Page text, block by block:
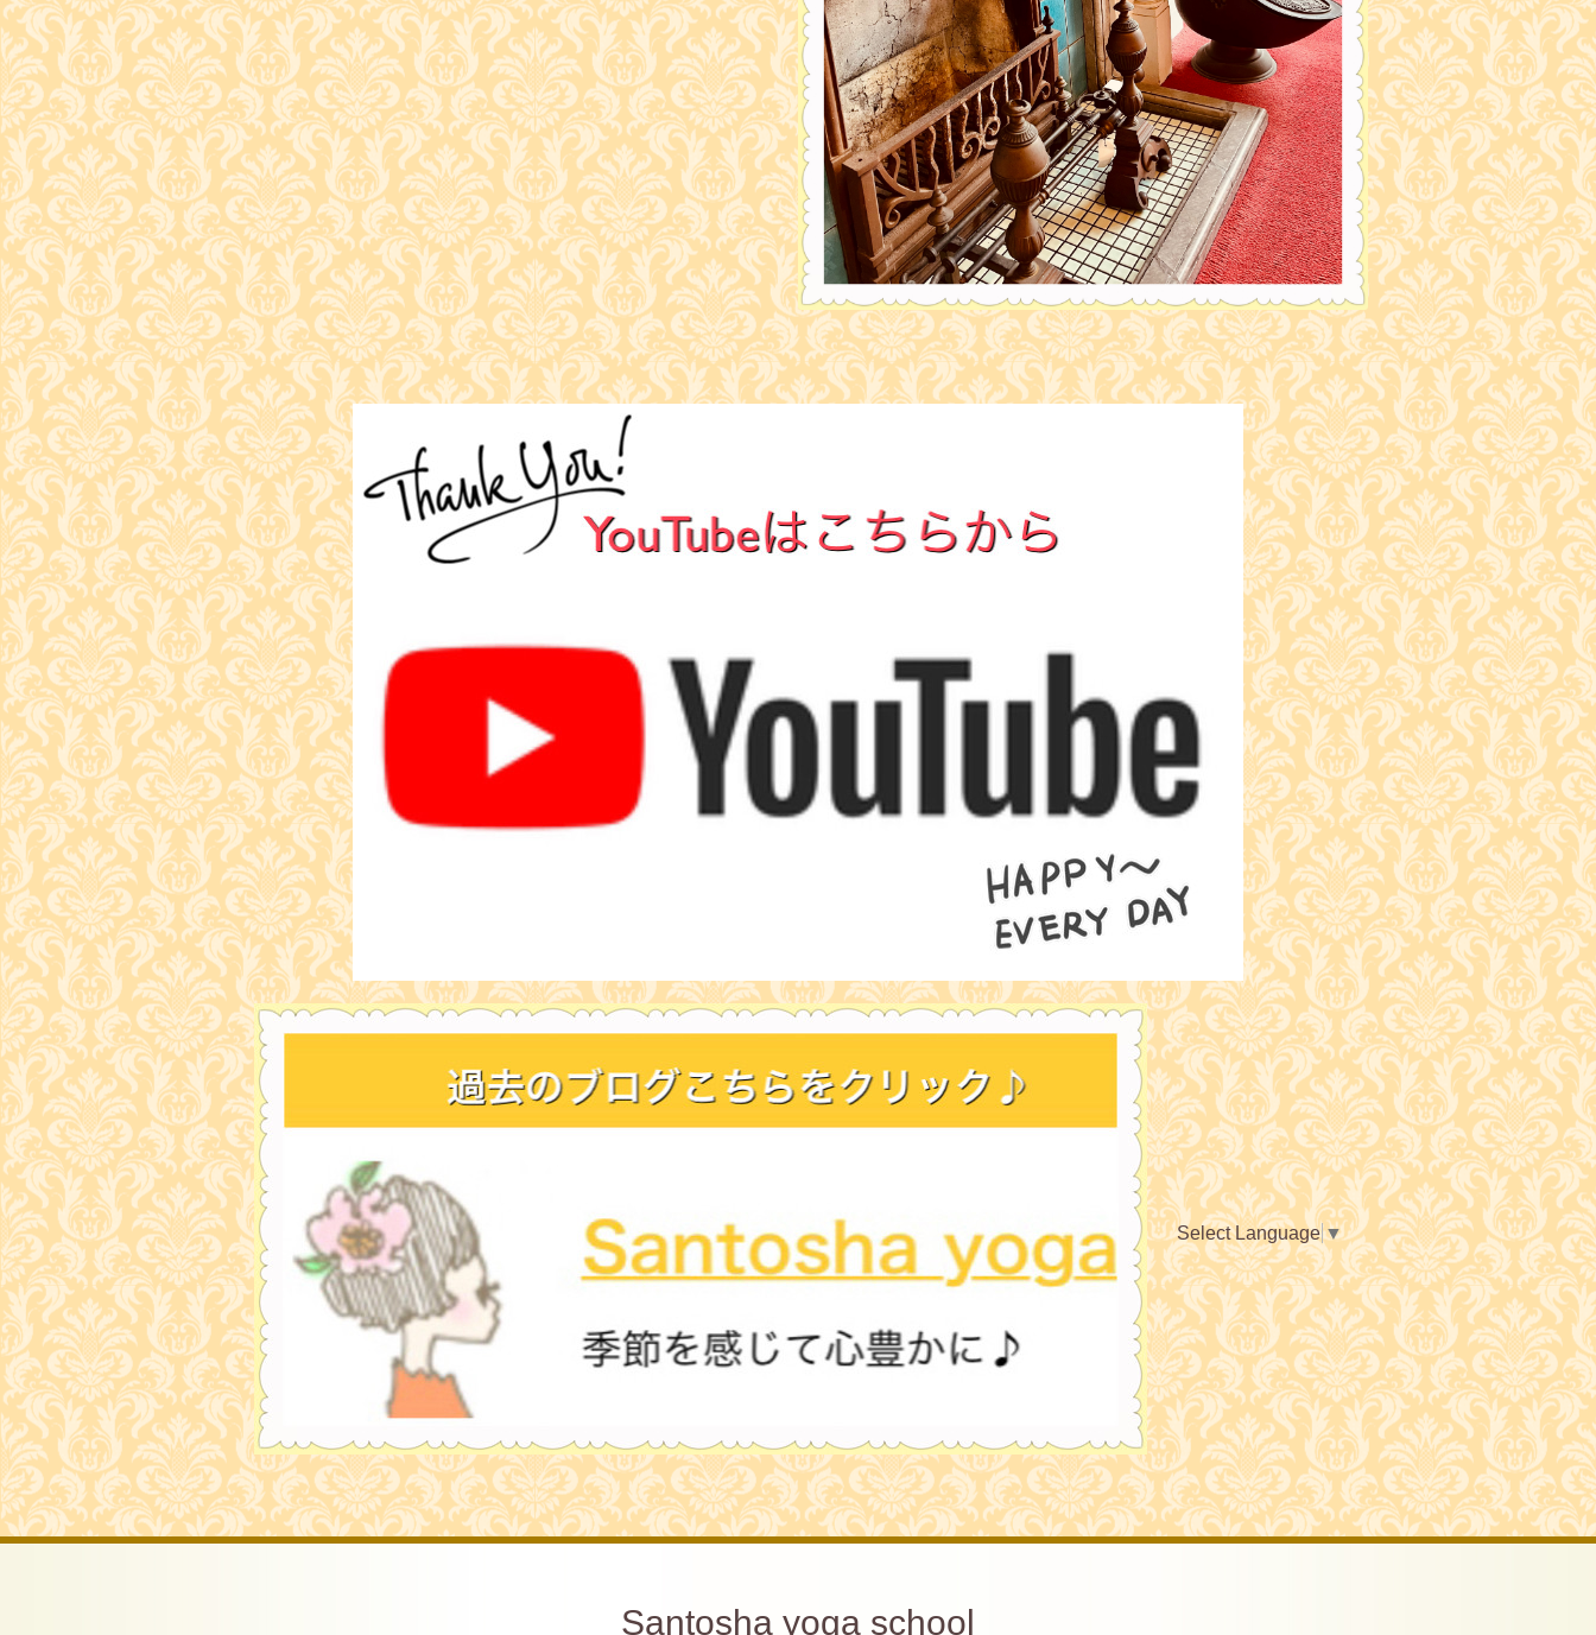
Select Language▼
Santosha yoga school